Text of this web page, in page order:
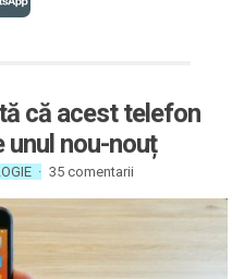
că acest telefon
unul nou-nouț
· 35 comentarii